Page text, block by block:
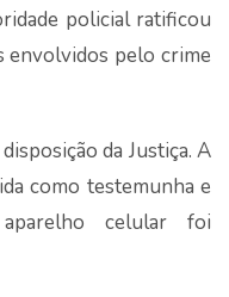
policial ratificou
envolvidos pelo crime
da Justiça. A
como testemunha e
celular foi